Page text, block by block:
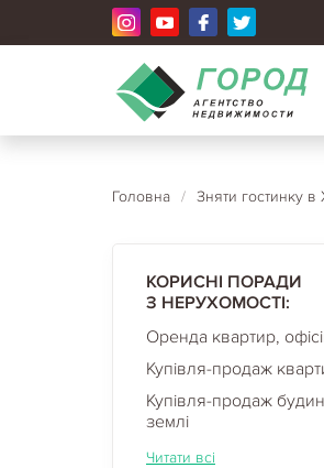
Головна / Зняти гостинку в
КОРИСНІ ПОРАДИ
З НЕРУХОМОСТІ:
Оренда квартир,
Купівля-продаж
Купівля-продаж
землі
Читати всі